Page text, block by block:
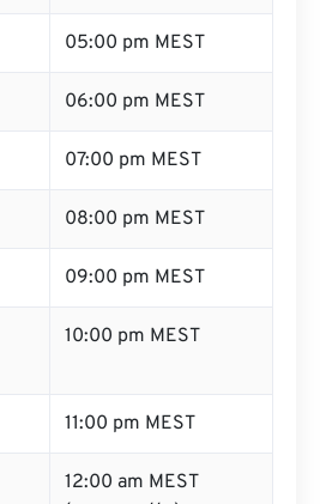
05:00 pm MEST
06:00 pm MEST
07:00 pm MEST
08:00 pm MEST
09:00 pm MEST
10:00 pm MEST
11:00 pm MEST
12:00 am MEST